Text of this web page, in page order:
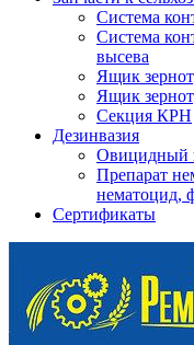
Система
Система
высева
Ящик
Ящик
Секция КРН
Дезинвазия
Овицидный
Препарат
нематоцид,
Сертификаты